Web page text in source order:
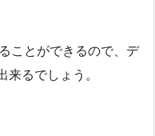
ことができるので、デ
るでしょう。